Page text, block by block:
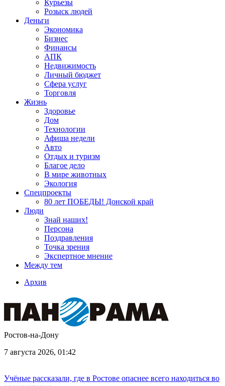
Курьезы
Розыск людей
Деньги
Экономика
Бизнес
Финансы
АПК
Недвижимость
Личный бюджет
Сфера услуг
Торговля
Жизнь
Здоровье
Дом
Технологии
Афиша недели
Авто
Отдых и туризм
Благое дело
В мире животных
Экология
Спецпроекты
80 лет ПОБЕДЫ! Донской край
Люди
Знай наших!
Персона
Поздравления
Точка зрения
Экспертное мнение
Между тем
Архив
Ростов-на-Дону
7 августа 2026, 01:42
Учёные рассказали, где в Ростове опаснее всего находиться во